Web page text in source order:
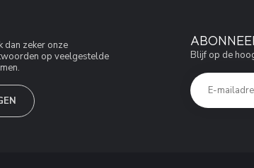
dan zeker onze
op veelgestelde
Blijf op de